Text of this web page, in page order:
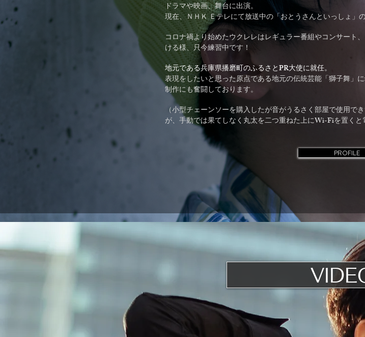
ドラマや映画、舞台に出演。​
現在、ＮＨＫ Ｅテレにて放送中の「おとうさんといっしょ」
コロナ禍より始めたウクレレはレギュラー番組やコンサート
ける様、只今練習中です！
​地元である兵庫県播磨町のふるさとPR大使に就任。
表現をしたいと思った原点である地元の伝統芸能「獅子舞」
制作にも奮闘しております。
（小型チェーンソーを購入したが音がうるさく部屋で使用で
が、手動では果てしなく丸太を二つ重ねた上にWi-Fiを置く
PROFILE